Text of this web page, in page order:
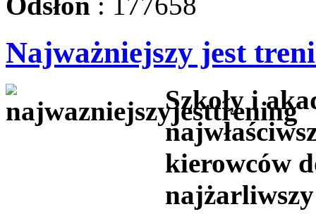
Najważniejszy jest
Szkoły i
kierowców